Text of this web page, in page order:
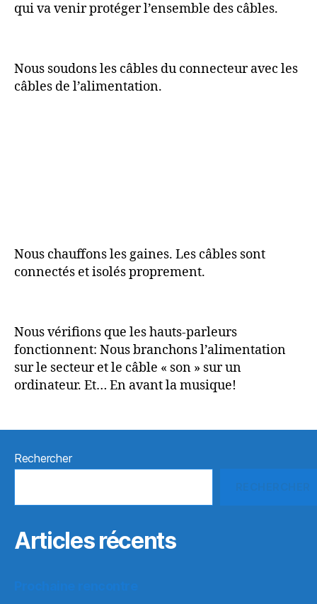
qui va venir protéger l’ensemble des câbles.
Nous soudons les câbles du connecteur avec les
câbles de l’alimentation.
Nous chauffons les gaines. Les câbles sont
connectés et isolés proprement.
Nous vérifions que les hauts-parleurs
fonctionnent: Nous branchons l’alimentation
sur le secteur et le câble « son » sur un
ordinateur. Et… En avant la musique!
Rechercher
Articles récents